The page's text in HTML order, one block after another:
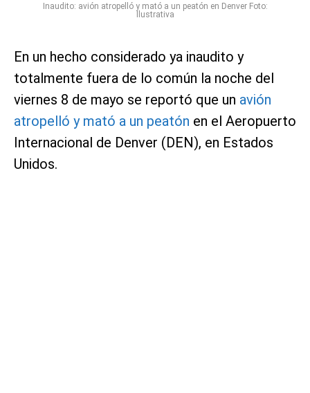
Inaudito: avión atropelló y mató a un peatón en Denver Foto:
Ilustrativa
En un hecho considerado ya inaudito y
totalmente fuera de lo común la noche del
viernes 8 de mayo se reportó que un avión
atropelló y mató a un peatón en el Aeropuerto
Internacional de Denver (DEN), en Estados
Unidos.